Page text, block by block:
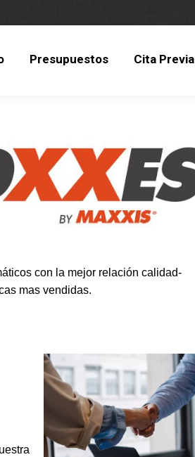
Presupuestos Cita Previa
con la mejor relación calidad-
mas vendidas.